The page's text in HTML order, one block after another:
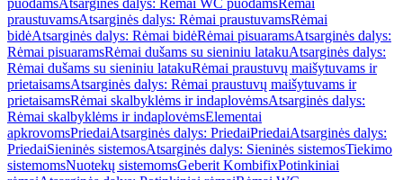
puodamsAtsarginės dalys: Rėmai WC puodamsRėmai
praustuvamsAtsarginės dalys: Rėmai praustuvamsRėmai
bidėAtsarginės dalys: Rėmai bidėRėmai pisuaramsAtsarginės dalys:
Rėmai pisuaramsRėmai dušams su sieniniu latakuAtsarginės dalys:
Rėmai dušams su sieniniu latakuRėmai praustuvų maišytuvams ir
prietaisamsAtsarginės dalys: Rėmai praustuvų maišytuvams ir
prietaisamsRėmai skalbyklėms ir indaplovėmsAtsarginės dalys:
Rėmai skalbyklėms ir indaplovėmsElementai
apkrovomsPriedaiAtsarginės dalys: PriedaiPriedaiAtsarginės dalys:
PriedaiSieninės sistemosAtsarginės dalys: Sieninės sistemosTiekimo
sistemomsNuotekų sistemomsGeberit KombifixPotinkiniai